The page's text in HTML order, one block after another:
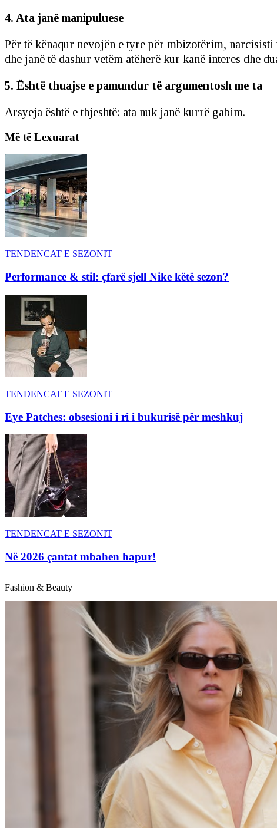
4. Ata janë manipuluese
Për të kënaqur nevojën e tyre për mbizotërim,
dhe janë të dashur vetëm atëherë kur kanë interes dhe
5. Është thuajse e pamundur të argumentosh me ta
Arsyeja është e thjeshtë: ata nuk janë kurrë gabim.
Më të Lexuarat
TENDENCAT E SEZONIT
Performance & stil: çfarë sjell Nike këtë sezon?
TENDENCAT E SEZONIT
Eye Patches: obsesioni i ri i bukurisë për meshkuj
TENDENCAT E SEZONIT
Në 2026 çantat mbahen hapur!
Fashion & Beauty